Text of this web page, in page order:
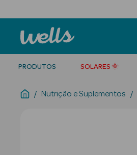
PRODUTOS SOLARES 🌞
Nutrição e Suplementos